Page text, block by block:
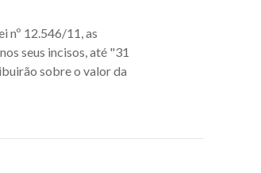
nº 12.546/11, as
seus incisos, até "31
sobre o valor da